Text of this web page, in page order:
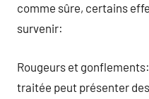
comme sûre, certains
survenir:
Rougeurs et
traitée peut présenter